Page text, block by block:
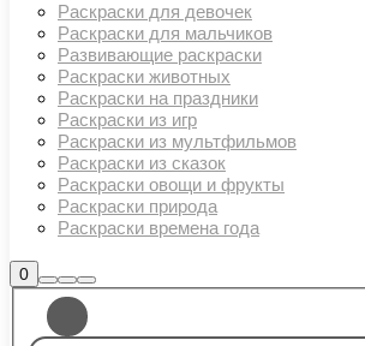
Раскраски для девочек
Раскраски для мальчиков
Развивающие раскраски
Раскраски животных
Раскраски на праздники
Раскраски из игр
Раскраски из мультфильмов
Раскраски из сказок
Раскраски овощи и фрукты
Раскраски природа
Раскраски времена года
0Боковая
панель
магазина
Найти
Больше
информации
Главное
меню